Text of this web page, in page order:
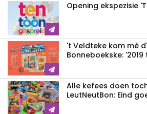
Opening ekspezisie
't Veldteke kom mè
Bonneboekske:
Alle kefees doen
LeutNeutBon: Eind